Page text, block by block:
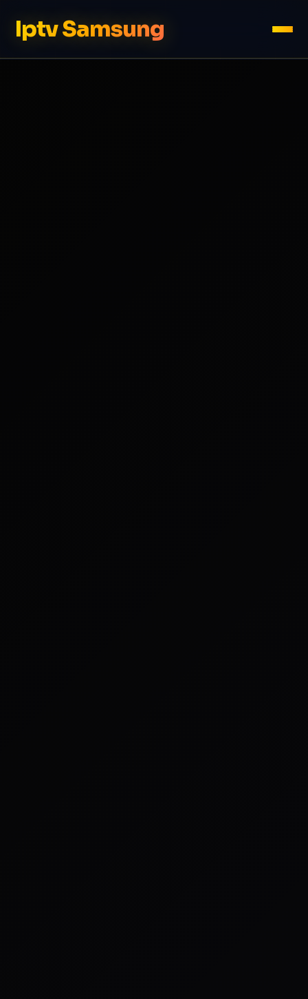
Iptv Samsung